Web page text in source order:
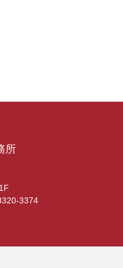
所
3374